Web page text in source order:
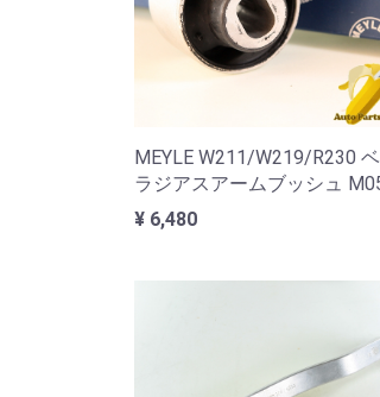
MEYLE W211/W219/R230
ラジアスアームブッシュ
¥ 6,480